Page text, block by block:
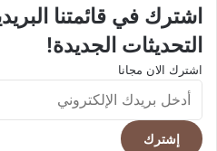
اشترك في قائمتنا
التحديثات الجديدة!
اشترك الان مجانا
أدخل
بريدك
الإلكتروني